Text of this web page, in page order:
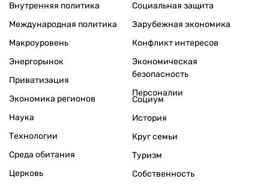
Внутренняя политика
Международная политика
Макроуровень
Энергорынок
Приватизация
Экономика регионов
Социальная защита
Зарубежная экономика
Конфликт интересов
Экономическая
безопасность
Персоналии
Наука
Технологии
Среда обитания
Церковь
Социум
История
Круг семьи
Туризм
Собственность